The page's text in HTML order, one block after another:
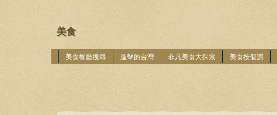
美食
美食餐廳搜尋 進擊的台灣 非凡美食大探索 美食按個讚